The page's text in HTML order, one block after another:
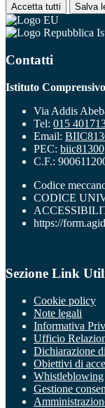
Accetta tutti Salva
Contatti
Istituto
Via Addis
Tel: 015
Email:
PEC:
C.F.:
Codice
CODICE
https://
Sezione Link
Cookie policy
Note legali
Informativa
Ufficio
Dichiarazione
Obiettivi di
Whistleblowing
Gestione